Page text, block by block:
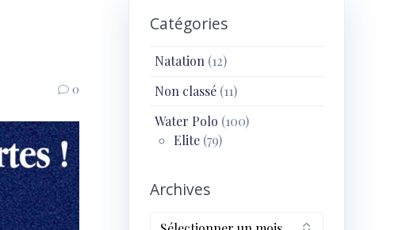
0
Catégories
Natation (12)
Non classé (11)
Water Polo (100)
Elite (79)
Archives
Archives